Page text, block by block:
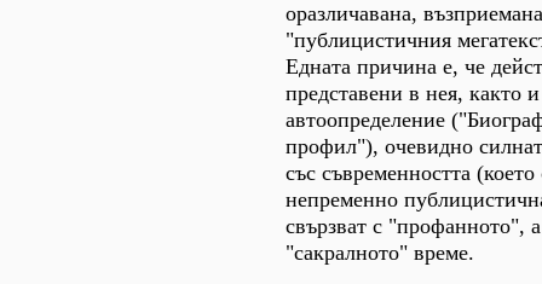
оразличавана,
"публицистичния
Едната причина е, че
представени в нея, както
автоопределение
профил"), очевидно
със съвременността (което
непременно
свързват с "профанното",
"сакралното" време.